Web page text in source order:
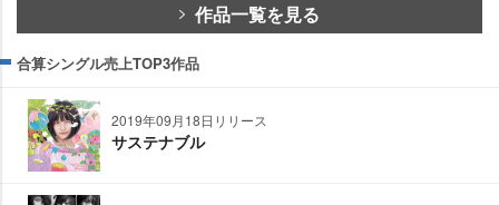
作品一覧を見る
合算シングル売上TOP3作品
2019年09月18日リリース
サステナブル